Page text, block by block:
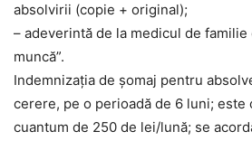
absolvirii (copie + original);
– adeverintă de la medicul de familie
muncă”.
Indemnizaţia de şomaj pentru
cerere, pe o perioadă de 6 luni; este
cuantum de 250 de lei/lună; se